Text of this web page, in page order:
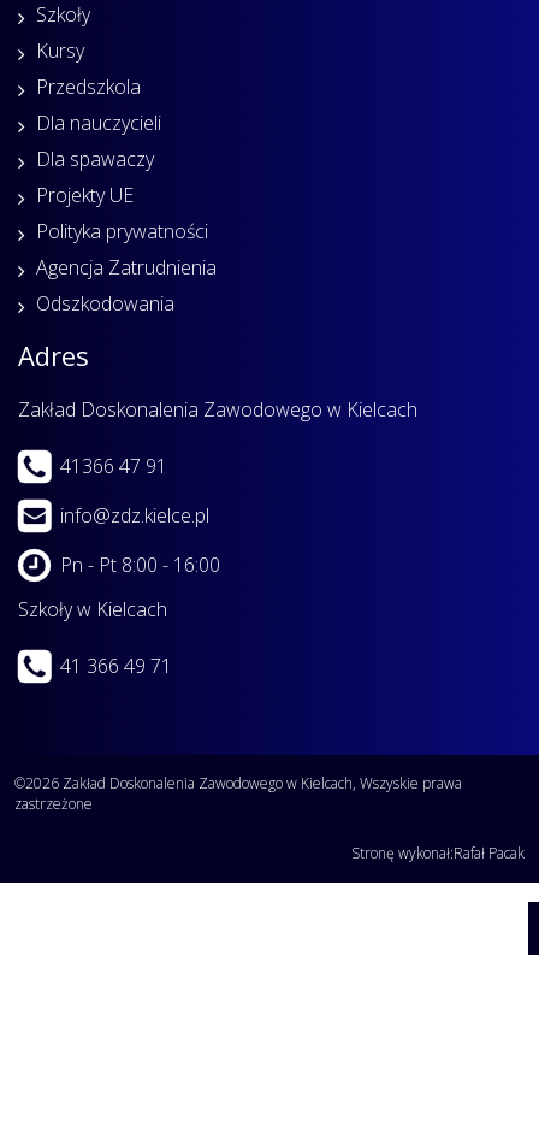
Szkoły
Kursy
Przedszkola
Dla nauczycieli
Dla spawaczy
Projekty UE
Polityka prywatności
Agencja Zatrudnienia
Odszkodowania
Adres
Zakład Doskonalenia Zawodowego w Kielcach
41366 47 91
info@zdz.kielce.pl
Pn - Pt 8:00 - 16:00
Szkoły w Kielcach
41 366 49 71
©2026 Zakład Doskonalenia Zawodowego w Kielcach, Wszyskie prawa
zastrzeżone
Stronę wykonał:Rafał Pacak